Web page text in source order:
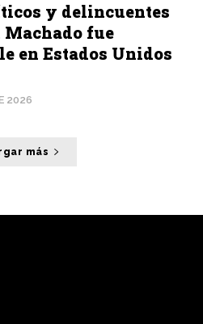
y delincuentes
fue
en Estados Unidos
2026
más